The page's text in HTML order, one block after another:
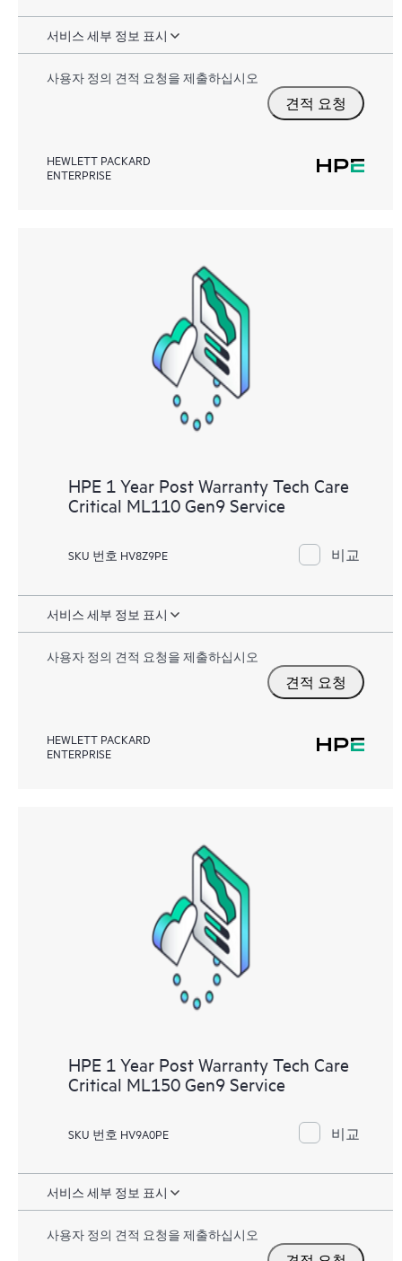
서비스 세부 정보 표시
사용자 정의 견적 요청을 제출하십시오
견적 요청
HEWLETT PACKARD
ENTERPRISE
HPE 1 Year Post Warranty Tech Care
Critical ML110 Gen9 Service
SKU 번호 HV8Z9PE 비교
서비스 세부 정보 표시
사용자 정의 견적 요청을 제출하십시오
견적 요청
HEWLETT PACKARD
ENTERPRISE
HPE 1 Year Post Warranty Tech Care
Critical ML150 Gen9 Service
SKU 번호 HV9A0PE 비교
서비스 세부 정보 표시
사용자 정의 견적 요청을 제출하십시오